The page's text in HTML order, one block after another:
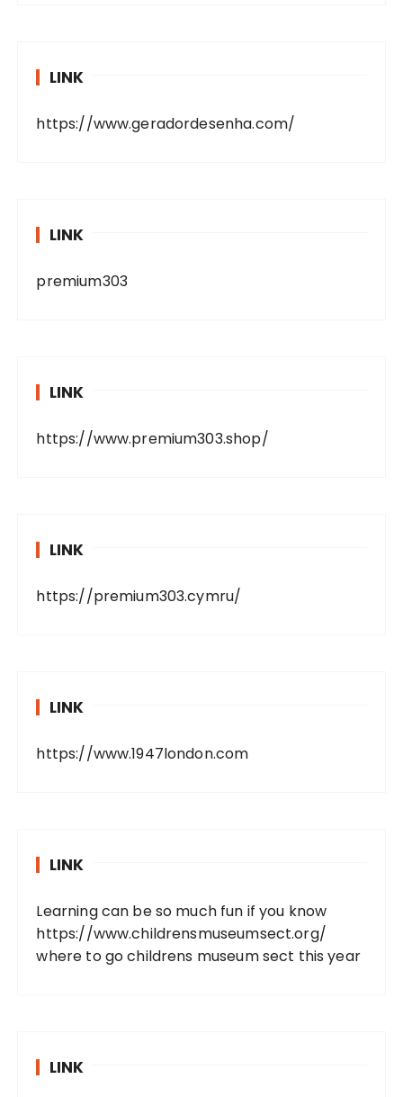
LINK
https://www.geradordesenha.com/
LINK
premium303
LINK
https://www.premium303.shop/
LINK
https://premium303.cymru/
LINK
https://www.1947london.com
LINK
Learning can be so much fun if you know
https://www.childrensmuseumsect.org/
where to go childrens museum sect this year
LINK